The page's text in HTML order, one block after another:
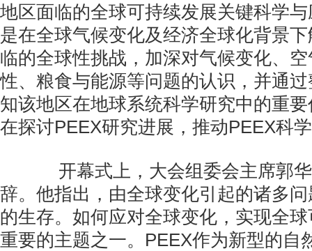
地区面临的全球可持续发展关键科学
是在全球气候变化及经济全球化背景
临的全球性挑战，加深对气候变化、
性、粮食与能源等问题的认识，并通
知该地区在地球系统科学研究中的重
在探讨PEEX研究进展，推动PEEX科
开幕式上，大会组委会主席郭华
辞。他指出，由全球变化引起的诸多
的生存。如何应对全球变化，实现全
重要的主题之一。PEEX作为新型的自